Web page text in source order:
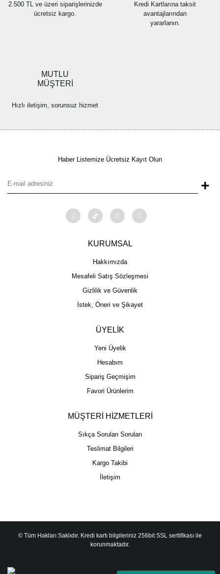
2.500 TL ve üzeri siparişlerinizde
ücretsiz kargo.
Kredi Kartlarına taksit
avantajlarından
yararlanın.
MUTLU
MÜŞTERİ
Hızlı iletişim, sorunsuz hizmet
Haber Listemize Ücretsiz Kayıt Olun
+
KURUMSAL
Hakkımızda
Mesafeli Satış Sözleşmesi
Gizlilik ve Güvenlik
İstek, Öneri ve Şikayet
ÜYELİK
Yeni Üyelik
Hesabım
Sipariş Geçmişim
Favori Ürünlerim
MÜŞTERİ HİZMETLERİ
Sıkça Sorulan Soruları
Teslimat Bilgileri
Kargo Takibi
İletişim
© Tüm Hakları Saklıdır. Kredi kartı bilgileriniz 256bit SSL sertifikası ile
korunmaktadır.